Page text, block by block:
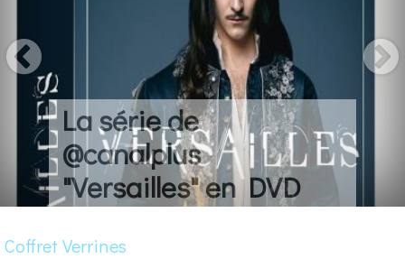
La série de
@canalplus
"Versailles" en DVD
Coffret Verrines